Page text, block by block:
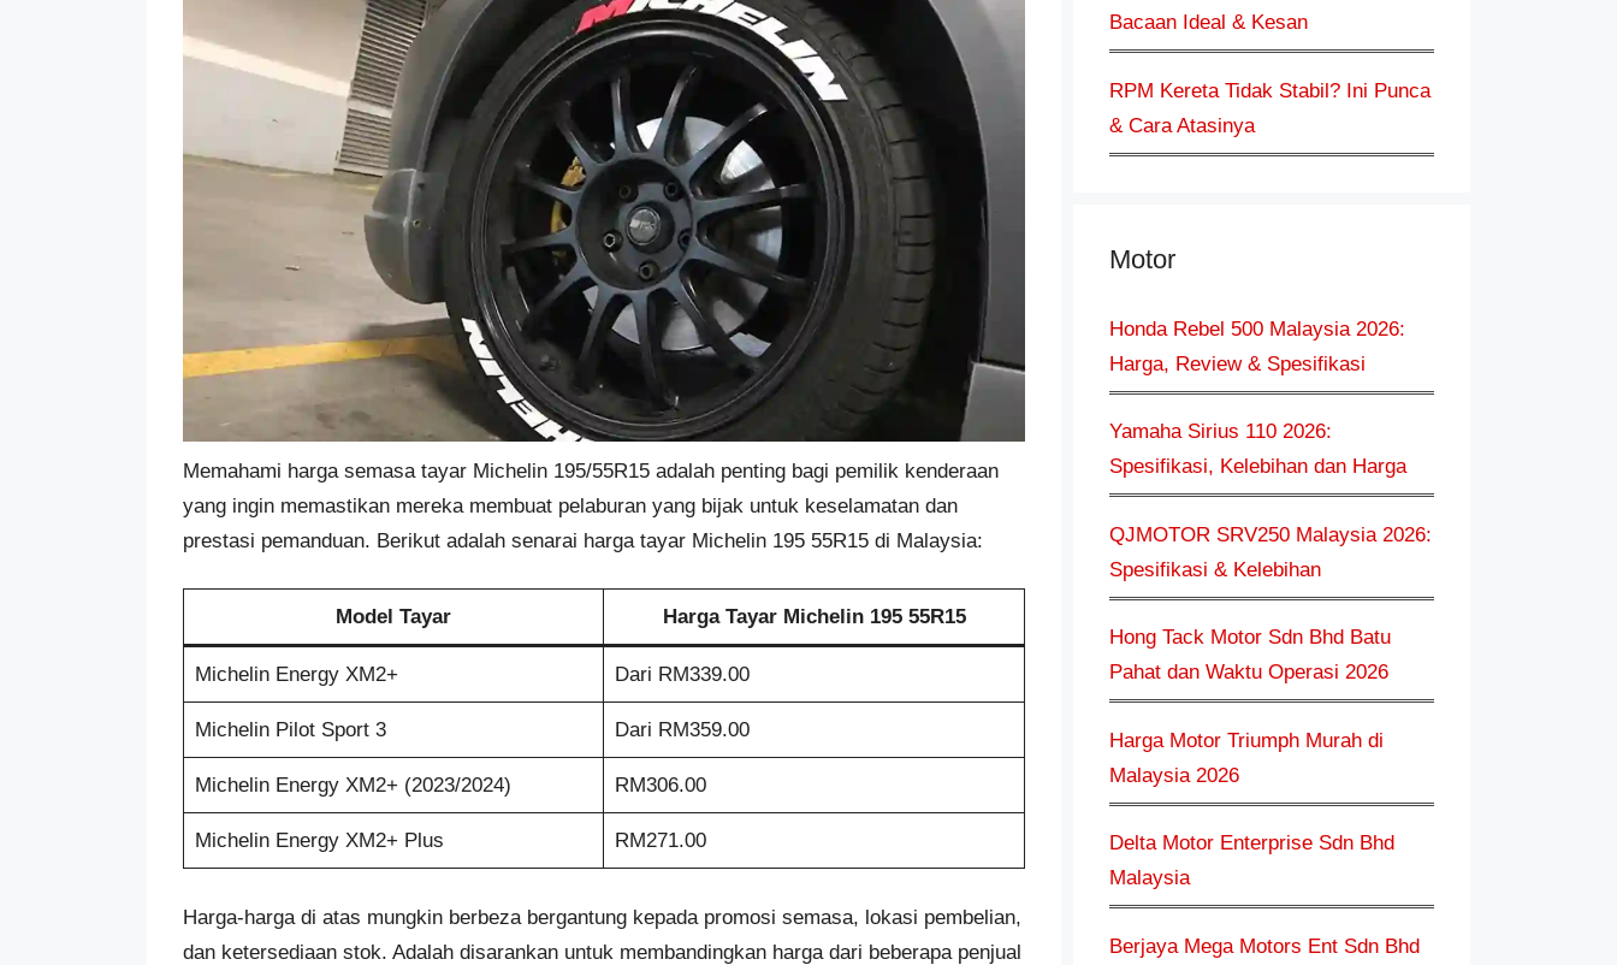
Memahami harga semasa tayar Michelin 195/55R15 adalah penting bagi pemilik kenderaan
yang ingin memastikan mereka membuat pelaburan yang bijak untuk keselamatan dan
prestasi pemanduan. Berikut adalah senarai harga tayar Michelin 195 55R15 di Malaysia:​
Model Tayar Harga Tayar Michelin 195 55R15
Michelin Energy XM2+ Dari RM339.00
Michelin Pilot Sport 3 Dari RM359.00
Michelin Energy XM2+ (2023/2024) RM306.00
Michelin Energy XM2+ Plus RM271.00
Harga-harga di atas mungkin berbeza bergantung kepada promosi semasa, lokasi pembelian,
dan ketersediaan stok. Adalah disarankan untuk membandingkan harga dari beberapa penjual
Bacaan Ideal & Kesan
RPM Kereta Tidak Stabil? Ini Punca
& Cara Atasinya
Motor
Honda Rebel 500 Malaysia 2026:
Harga, Review & Spesifikasi
Yamaha Sirius 110 2026:
Spesifikasi, Kelebihan dan Harga
QJMOTOR SRV250 Malaysia 2026:
Spesifikasi & Kelebihan
Hong Tack Motor Sdn Bhd Batu
Pahat dan Waktu Operasi 2026
Harga Motor Triumph Murah di
Malaysia 2026
Delta Motor Enterprise Sdn Bhd
Malaysia
Berjaya Mega Motors Ent Sdn Bhd